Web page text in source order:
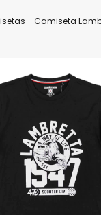
- Camiseta